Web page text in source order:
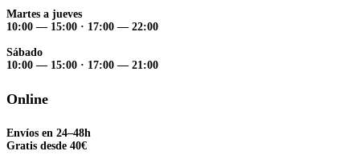
Martes a jueves
10:00 — 15:00 · 17:00 — 22:00
Sábado
10:00 — 15:00 · 17:00 — 21:00
Online
Envíos en 24–48h
Gratis desde 40€